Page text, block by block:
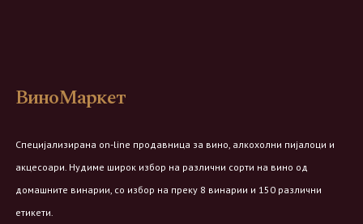
ВиноМаркет
Специјализирана on-line продавница за вино, алкохолни пијалоци и
акцесоари. Нудиме широк избор на различни сорти на вино од
домашните винарии, со избор на преку 8 винарии и 150 различни
етикети.